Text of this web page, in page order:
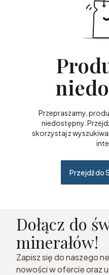
Przepraszamy,
niedostępny.
skorzystaj z
Przejdź do
Dołącz do
minerałów!
Zapisz się do naszego
nowości w ofercie oraz